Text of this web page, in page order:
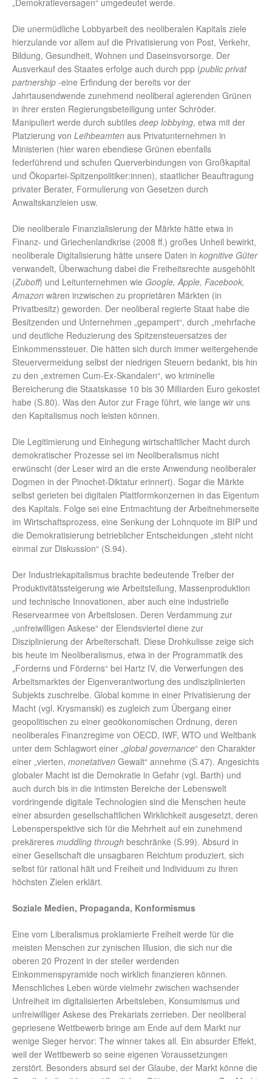
„Demokratieversagen“ umgedeutet werde.
Die unermüdliche Lobbyarbeit des neoliberalen Kapitals ziele
hierzulande vor allem auf die Privatisierung von Post, Verkehr,
Bildung, Gesundheit, Wohnen und Daseinsvorsorge. Der
Ausverkauf des Staates erfolge auch durch ppp (public privat
partnership -eine Erfindung der bereits vor der
Jahrtausendwende zunehmend neoliberal agierenden Grünen
in ihrer ersten Regierungsbeteiligung unter Schröder.
Manipuliert werde durch subtiles deep lobbying, etwa mit der
Platzierung von Leihbeamten aus Privatunternehmen in
Ministerien (hier waren ebendiese Grünen ebenfalls
federführend und schufen Querverbindungen von Großkapital
und Ökopartei-Spitzenpolitiker:innen), staatlicher Beauftragung
privater Berater, Formulierung von Gesetzen durch
Anwaltskanzleien usw.
Die neoliberale Finanzialisierung der Märkte hätte etwa in
Finanz- und Griechenlandkrise (2008 ff.) großes Unheil bewirkt,
neoliberale Digitalisierung hätte unsere Daten in kognitive Güter
verwandelt, Überwachung dabei die Freiheitsrechte ausgehöhlt
(Zuboff) und Leitunternehmen wie Google, Apple, Facebook,
Amazon wären inzwischen zu proprietären Märkten (in
Privatbesitz) geworden. Der neoliberal regierte Staat habe die
Besitzenden und Unternehmen „gepampert“, durch „mehrfache
und deutliche Reduzierung des Spitzensteuersatzes der
Einkommenssteuer. Die hätten sich durch immer weitergehende
Steuervermeidung selbst der niedrigen Steuern bedankt, bis hin
zu den „extremen Cum-Ex-Skandalen“, wo kriminelle
Bereicherung die Staatskasse 10 bis 30 Milliarden Euro gekostet
habe (S.80). Was den Autor zur Frage führt, wie lange wir uns
den Kapitalismus noch leisten können.
Die Legitimierung und Einhegung wirtschaftlicher Macht durch
demokratischer Prozesse sei im Neoliberalismus nicht
erwünscht (der Leser wird an die erste Anwendung neoliberaler
Dogmen in der Pinochet-Diktatur erinnert). Sogar die Märkte
selbst gerieten bei digitalen Plattformkonzernen in das Eigentum
des Kapitals. Folge sei eine Entmachtung der Arbeitnehmerseite
im Wirtschaftsprozess, eine Senkung der Lohnquote im BIP und
die Demokratisierung betrieblicher Entscheidungen „steht nicht
einmal zur Diskussion“ (S.94).
Der Industriekapitalismus brachte bedeutende Treiber der
Produktivitätssteigerung wie Arbeitsteilung, Massenproduktion
und technische Innovationen, aber auch eine industrielle
Reservearmee von Arbeitslosen. Deren Verdammung zur
„unfreiwilligen Askese“ der Elendsviertel diene zur
Disziplinierung der Arbeiterschaft. Diese Drohkulisse zeige sich
bis heute im Neoliberalismus, etwa in der Programmatik des
„Forderns und Förderns“ bei Hartz IV, die Verwerfungen des
Arbeitsmarktes der Eigenverantwortung des undisziplinierten
Subjekts zuschreibe. Global komme in einer Privatisierung der
Macht (vgl. Krysmanski) es zugleich zum Übergang einer
geopolitischen zu einer geoökonomischen Ordnung, deren
neoliberales Finanzregime von OECD, IWF, WTO und Weltbank
unter dem Schlagwort einer „global governance“ den Charakter
einer „vierten, monetativen Gewalt“ annehme (S.47). Angesichts
globaler Macht ist die Demokratie in Gefahr (vgl. Barth) und
auch durch bis in die intimsten Bereiche der Lebenswelt
vordringende digitale Technologien sind die Menschen heute
einer absurden gesellschaftlichen Wirklichkeit ausgesetzt, deren
Lebensperspektive sich für die Mehrheit auf ein zunehmend
prekäreres muddling through beschränke (S.99). Absurd in
einer Gesellschaft die unsagbaren Reichtum produziert, sich
selbst für rational hält und Freiheit und Individuum zu ihren
höchsten Zielen erklärt.
Soziale Medien, Propaganda, Konformismus
Eine vom Liberalismus proklamierte Freiheit werde für die
meisten Menschen zur zynischen Illusion, die sich nur die
oberen 20 Prozent in der steiler werdenden
Einkommenspyramide noch wirklich finanzieren können.
Menschliches Leben würde vielmehr zwischen wachsender
Unfreiheit im digitalisierten Arbeitsleben, Konsumismus und
unfreiwilliger Askese des Prekariats zerrieben. Der neoliberal
gepriesene Wettbewerb bringe am Ende auf dem Markt nur
wenige Sieger hervor: The winner takes all. Ein absurder Effekt,
weil der Wettbewerb so seine eigenen Voraussetzungen
zerstört. Besonders absurd sei der Glaube, der Markt könne die